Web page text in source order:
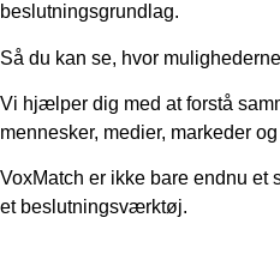
beslutningsgrundlag.
Så du kan se, hvor
Vi hjælper dig med at forstå
mennesker, medier, markeder
VoxMatch er ikke bare endnu
et beslutningsværktøj.